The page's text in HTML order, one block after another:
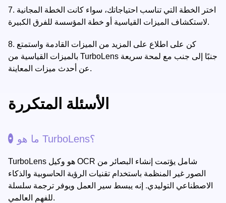
7. اختر الخطة التي تناسب احتياجاتك، سواء كانت الخطة المجانية
لاستكشاف الميزات القياسية أو خطة المؤسسة للفرق الكبيرة.
8. كن على اطلاع على المزيد من الميزات القادمة واستمتع
بالميزات القياسية من TurboLens جنبًا إلى جنب مع لمحة سريعة
عن أحدث ميزات المعاينة.
الأسئلة المتكررة
ما هو TurboLens؟
TurboLens هو وكيل OCR شامل يؤتمت إنشاء البصائر من
الصور غير المنظمة باستخدام تقنيات الرؤية الحاسوبية والذكاء
الاصطناعي التوليدي. إنه يبسط سير العمل ويوفر ترجمة سلسلة
للفهم العالمي.